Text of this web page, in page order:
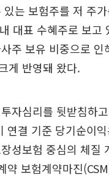
있는 보험주를 저 주
대표 수혜주로 보고
주 보유 비중으로 인
게 반영돼 왔다.
자심리를 뒷받침하
연결 기준 당기순이
성보험 중심의 체질
약 보험계약마진